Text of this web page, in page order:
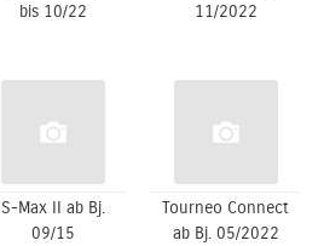
bis 10/22
11/2022
S-Max II ab Bj.
09/15
Tourneo Connect
ab Bj. 05/2022